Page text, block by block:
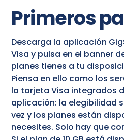
Primeros
Descarga la aplicación
Visa y pulsa en el banner
planes tienes a tu
Piensa en ello como los
la tarjeta Visa integrados
aplicación: la elegibilidad
vez y los planes están
necesites. Solo hay que